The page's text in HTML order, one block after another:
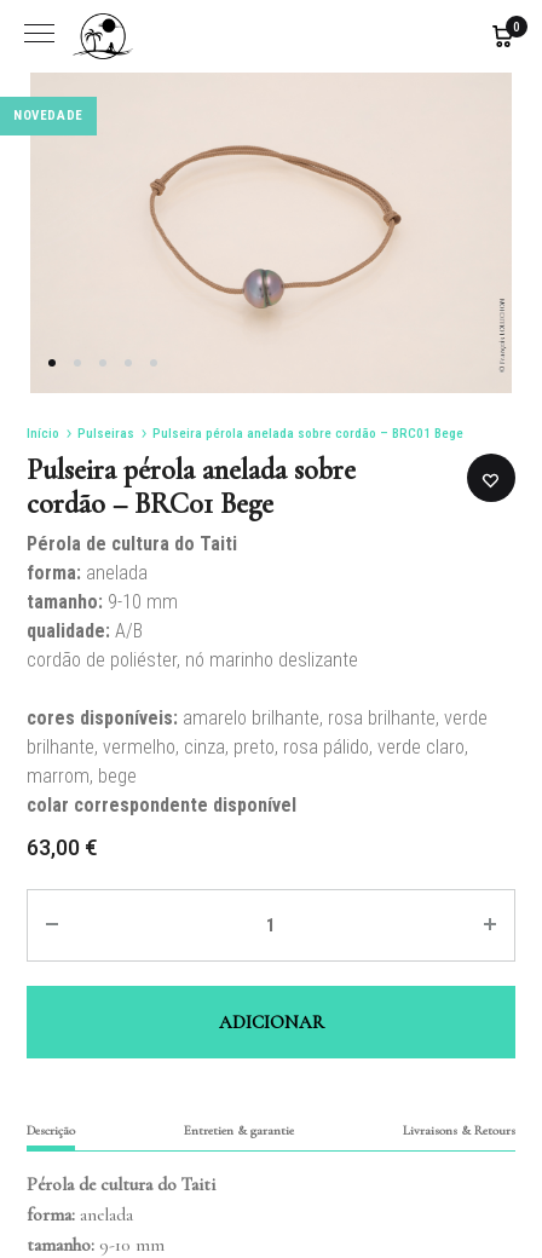
0
NOVEDADE
Início Pulseiras Pulseira pérola anelada sobre cordão – BRC01 Bege
Pulseira pérola anelada sobre
cordão – BRC01 Bege
Pérola de cultura do Taiti
forma: anelada
tamanho: 9-10 mm
qualidade: A/B
cordão de poliéster, nó marinho deslizante
cores disponíveis: amarelo brilhante, rosa brilhante, verde
brilhante, vermelho, cinza, preto, rosa pálido, verde claro,
marrom, bege
colar correspondente disponível
63,00 €
ADICIONAR
Descrição Entretien & garantie Livraisons & Retours
Pérola de cultura do Taiti
forma:anelada
tamanho: 9-10 mm